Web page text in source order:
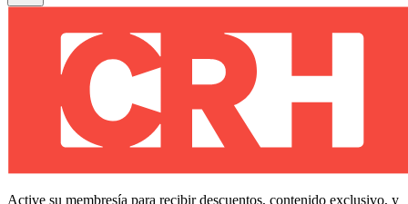
Active su membresía para recibir descuentos, contenido exclusivo, y